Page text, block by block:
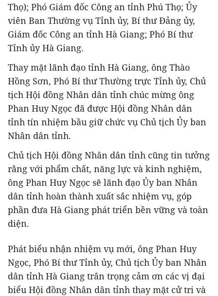
Thọ); Phó Giám đốc Công an tỉnh Phú Thọ; Ủy
viên Ban Thường vụ Tỉnh ủy, Bí thư Đảng ủy,
Giám đốc Công an tỉnh Hà Giang; Phó Bí thư
Tỉnh ủy Hà Giang.
Thay mặt lãnh đạo tỉnh Hà Giang, ông Thào
Hồng Sơn, Phó Bí thư Thường trực Tỉnh ủy, Chủ
tịch Hội đồng Nhân dân tỉnh chúc mừng ông
Phan Huy Ngọc đã được Hội đồng Nhân dân
tỉnh tín nhiệm bầu giữ chức vụ Chủ tịch Ủy ban
Nhân dân tỉnh.
Chủ tịch Hội đồng Nhân dân tỉnh cũng tin tưởng
rằng với phẩm chất, năng lực và kinh nghiệm,
ông Phan Huy Ngọc sẽ lãnh đạo Ủy ban Nhân
dân tỉnh hoàn thành xuất sắc nhiệm vụ, góp
phần đưa Hà Giang phát triển bền vững và toàn
diện.
Phát biểu nhận nhiệm vụ mới, ông Phan Huy
Ngọc, Phó Bí thư Tỉnh ủy, Chủ tịch Ủy ban Nhân
dân tỉnh Hà Giang trân trọng cảm ơn các vị đại
biểu Hội đồng Nhân dân tỉnh thay mặt cử tri và